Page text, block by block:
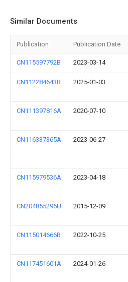
Similar Documents
Publication Publication Date
CN115597792B 2023-03-14
CN112284643B 2025-01-03
CN111397816A 2020-07-10
CN116337365A 2023-06-27
CN115979536A 2023-04-18
CN204855296U 2015-12-09
CN115014666B 2022-10-25
CN117451601A 2024-01-26